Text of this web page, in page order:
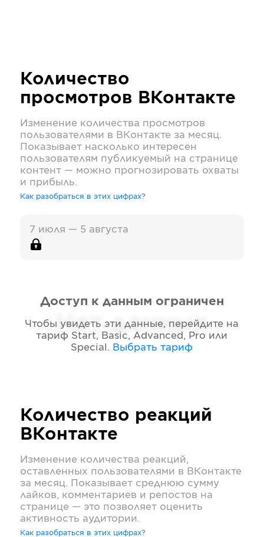
Количество
просмотров ВКонтакте
Изменение количества просмотров
пользователями в ВКонтакте за месяц.
Показывает насколько интересен
пользователям публикуемый на странице
контент — можно прогнозировать охваты
и прибыль.
Как разобраться в этих цифрах?
7 июля — 5 августа
Нет данных
Доступ к данным ограничен
Чтобы увидеть эти данные, перейдите на
тариф Start, Basic, Advanced, Pro или
Special . Выбрать тариф
Количество реакций
ВКонтакте
Изменение количества реакций,
оставленных пользователями в ВКонтакте
за месяц. Показывает среднюю сумму
лайков, комментариев и репостов на
странице — это позволяет оценить
активность аудитории.
Как разобраться в этих цифрах?